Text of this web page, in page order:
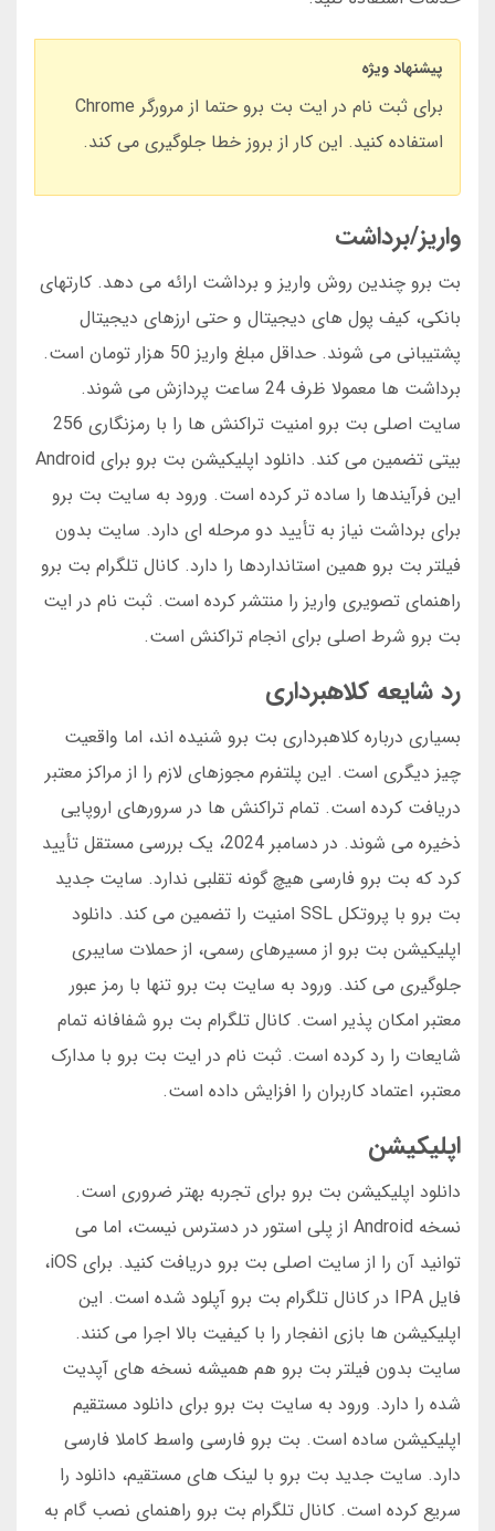
پیشنهاد ویژه
برای ثبت نام در ایت بت برو حتما از مرورگر Chrome
استفاده کنید. این کار از بروز خطا جلوگیری می کند.
واریز/برداشت
بت برو چندین روش واریز و برداشت ارائه می دهد. کارتهای
بانکی، کیف پول های دیجیتال و حتی ارزهای دیجیتال
پشتیبانی می شوند. حداقل مبلغ واریز 50 هزار تومان است.
برداشت ها معمولا ظرف 24 ساعت پردازش می شوند.
سایت اصلی بت برو امنیت تراکنش ها را با رمزنگاری 256
بیتی تضمین می کند. دانلود اپلیکیشن بت برو برای Android
این فرآیندها را ساده تر کرده است. ورود به سایت بت برو
برای برداشت نیاز به تأیید دو مرحله ای دارد. سایت بدون
فیلتر بت برو همین استانداردها را دارد. کانال تلگرام بت برو
راهنمای تصویری واریز را منتشر کرده است. ثبت نام در ایت
بت برو شرط اصلی برای انجام تراکنش است.
رد شایعه کلاهبرداری
بسیاری درباره کلاهبرداری بت برو شنیده اند، اما واقعیت
چیز دیگری است. این پلتفرم مجوزهای لازم را از مراکز معتبر
دریافت کرده است. تمام تراکنش ها در سرورهای اروپایی
ذخیره می شوند. در دسامبر 2024، یک بررسی مستقل تأیید
کرد که بت برو فارسی هیچ گونه تقلبی ندارد. سایت جدید
بت برو با پروتکل SSL امنیت را تضمین می کند. دانلود
اپلیکیشن بت برو از مسیرهای رسمی، از حملات سایبری
جلوگیری می کند. ورود به سایت بت برو تنها با رمز عبور
معتبر امکان پذیر است. کانال تلگرام بت برو شفافانه تمام
شایعات را رد کرده است. ثبت نام در ایت بت برو با مدارک
معتبر، اعتماد کاربران را افزایش داده است.
اپلیکیشن
دانلود اپلیکیشن بت برو برای تجربه بهتر ضروری است.
نسخه Android از پلی استور در دسترس نیست، اما می
توانید آن را از سایت اصلی بت برو دریافت کنید. برای iOS،
فایل IPA در کانال تلگرام بت برو آپلود شده است. این
اپلیکیشن ها بازی انفجار را با کیفیت بالا اجرا می کنند.
سایت بدون فیلتر بت برو هم همیشه نسخه های آپدیت
شده را دارد. ورود به سایت بت برو برای دانلود مستقیم
اپلیکیشن ساده است. بت برو فارسی واسط کاملا فارسی
دارد. سایت جدید بت برو با لینک های مستقیم، دانلود را
سریع کرده است. کانال تلگرام بت برو راهنمای نصب گام به